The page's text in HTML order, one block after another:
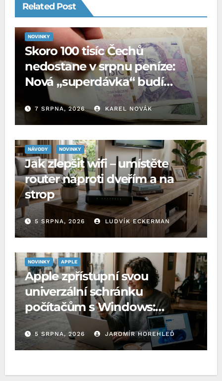
Related Post
NOVINKY
Skoro 100 tisíc Čechů
nedostane v srpnu peníze:
Nová „superdávka“ budí
rozpaky
7 SRPNA, 2026 KAREL NOVÁK
NÁVODY NOVINKY
Jak zlepšit wifi – umístěte
router naproti dveřím a na
strop
5 SRPNA, 2026 LUDVÍK ECKERMAN
NOVINKY APPLE
Apple zpřístupní svou
univerzální schránku
počítačům s Windows:
Microsoft o to požádal EU
5 SRPNA, 2026 JAROMÍR HOREHLEĎ